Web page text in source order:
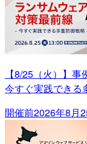
【8/25（火）】
今すぐ実践できる
開催前2026年8月